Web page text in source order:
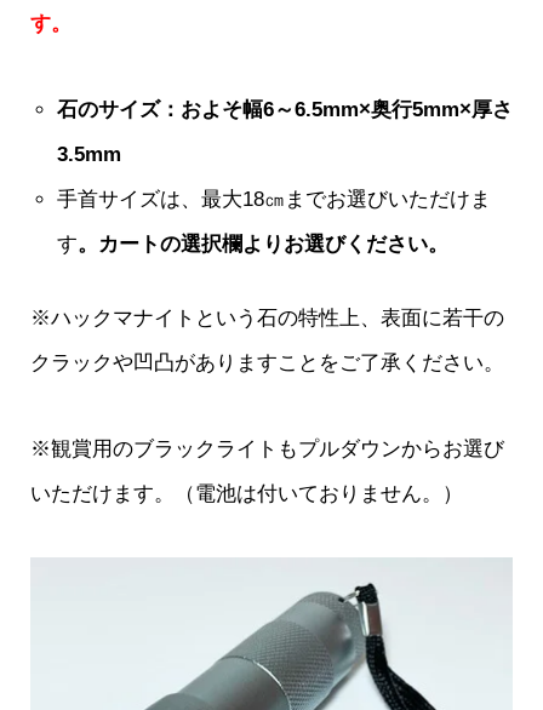
す。
石のサイズ：およそ幅6～6.5mm×奥行5mm×厚さ
3.5mm
手首サイズは、最大18㎝までお選びいただけま
す。カートの選択欄よりお選びください。
※ハックマナイトという石の特性上、表面に若干の
クラックや凹凸がありますことをご了承ください。
※観賞用のブラックライトもプルダウンからお選び
いただけます。（電池は付いておりません。）